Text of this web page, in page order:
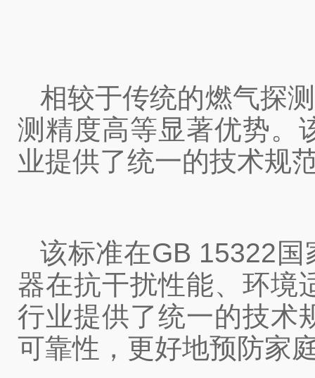
相较于传统的燃气探
测精度高等显著优势。
业提供了统一的技术规
该标准在GB 15322
器在抗干扰性能、环境
行业提供了统一的技术
可靠性，更好地预防家